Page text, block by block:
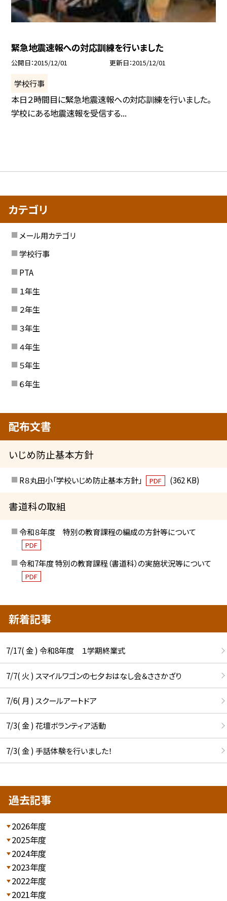
緊急地震速報への対応訓練を行いました
公開日 2015/12/01 更新日 2015/12/01
学校行事
本日２時間目に緊急地震速報への対応訓練を行いました。
学校にある地震速報を受信する...
カテゴリ
メール用カテゴリ
学校行事
PTA
１年生
２年生
３年生
４年生
５年生
６年生
配布文書
いじめ防止基本方針
R８丸田小「学校いじめ防止基本方針」 PDF (362 KB)
書道科の取組
令和８年度 特別の教育課程の編成の方針等について
PDF
令和7年度 特別の教育課程（書道科）の実施状況等について
PDF
新着記事
7/17( 金 ) 令和8年度 １学期終業式
7/7( 火 ) スマイルワゴンの七夕おはなし会＆ささかざり
7/6( 月 ) スクールアートドア
7/3( 金 ) 花壇ボランティア活動
7/3( 金 ) 手話体験を行いました！
過去記事
2026年度
2025年度
2024年度
2023年度
2022年度
2021年度